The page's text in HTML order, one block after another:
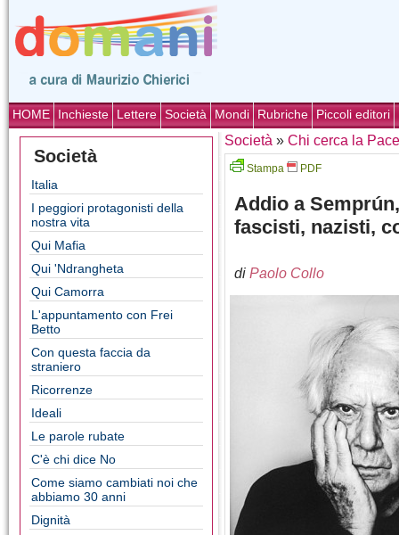
HOME Inchieste Lettere Società Mondi Rubriche Piccoli editori
Società
Italia
I peggiori protagonisti della
nostra vita
Qui Mafia
Qui 'Ndrangheta
Qui Camorra
L'appuntamento con Frei
Betto
Con questa faccia da
straniero
Ricorrenze
Ideali
Le parole rubate
C'è chi dice No
Come siamo cambiati noi che
abbiamo 30 anni
Dignità
Società » Chi cerca la Pace
Stampa PDF
Addio a
fascisti, nazisti,
di Paolo Collo